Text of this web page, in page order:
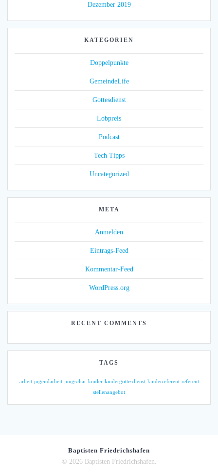
Dezember 2019
KATEGORIEN
Doppelpunkte
GemeindeLife
Gottesdienst
Lobpreis
Podcast
Tech Tipps
Uncategorized
META
Anmelden
Eintrags-Feed
Kommentar-Feed
WordPress.org
RECENT COMMENTS
TAGS
arbeit jugendarbeit jungschar kinder kindergottesdienst kinderreferent referent
stellenangebot
Baptisten Friedrichshafen
© 2026 Baptisten Friedrichshafen.